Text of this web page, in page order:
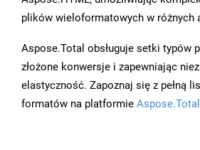
plików wieloformatowych w różnych
Aspose.Total obsługuje setki typów
złożone konwersje i zapewniając
elastyczność. Zapoznaj się z pełną
formatów na platformie